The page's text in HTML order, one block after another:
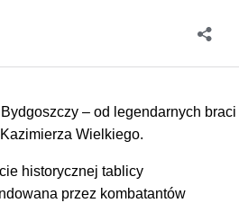
– od legendarnych braci
Wielkiego.
historycznej tablicy
przez kombatantów